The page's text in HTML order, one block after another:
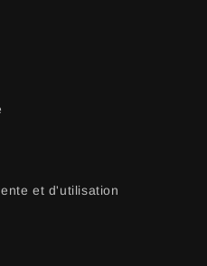
et d'utilisation